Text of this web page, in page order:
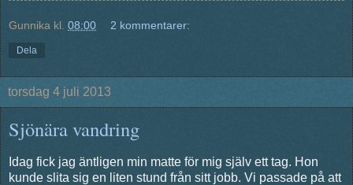
Gunnika kl. 08:00 2 kommentarer:
Dela
torsdag 4 juli 2013
Sjönära vandring
Idag fick jag äntligen min matte för mig själv ett tag. Hon
kunde slita sig en liten stund från sitt jobb. Vi passade på att